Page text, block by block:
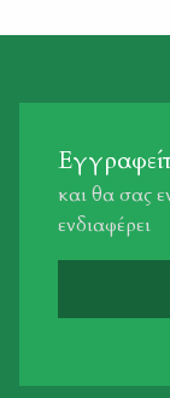
[…]
και θα σας
ενδιαφέρει